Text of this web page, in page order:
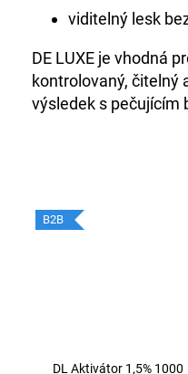
viditelný lesk
DE LUXE je vhodná
kontrolovaný, čitelný
výsledek s pečujícím
B2B
DL Aktivátor 1,5% 1000